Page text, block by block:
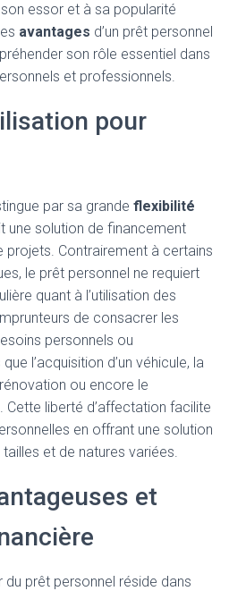
essor et à sa popularité
avantages d’un prêt personnel
son rôle essentiel dans
et professionnels.
pour
par sa grande flexibilité
une solution de financement
projets. Contrairement à certains
le prêt personnel ne requiert
quant à l’utilisation des
de consacrer les
personnels ou
l’acquisition d’un véhicule, la
ou encore le
Cette liberté d’affectation facilite
en offrant une solution
et de natures variées.
et
du prêt personnel réside dans